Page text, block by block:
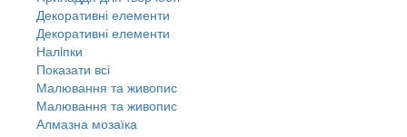
Декоративні елементи
Декоративні елементи
Налiпки
Показати всі
Малювання та живопис
Малювання та живопис
Алмазна мозаїка